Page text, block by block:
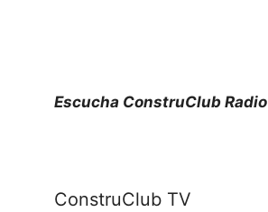
Escucha ConstruClub Radio
ConstruClub TV